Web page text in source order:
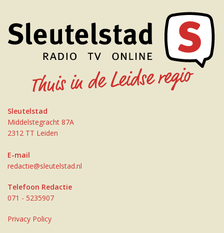
Sleutelstad
Middelstegracht 87A
2312 TT Leiden
E-mail
redactie@sleutelstad.nl
Telefoon Redactie
071 - 5235907
Privacy Policy